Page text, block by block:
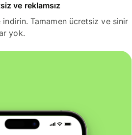
ve reklamsız
indirin. Tamamen ücretsiz ve sinir
yok.